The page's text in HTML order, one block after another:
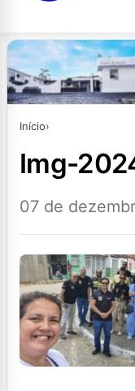
Início›
img-
07 de